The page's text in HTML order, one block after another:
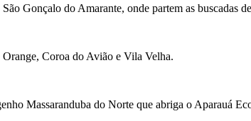
Gonçalo do Amarante, onde partem as buscadas
Coroa do Avião e Vila Velha.
Massaranduba do Norte que abriga o Aparauá